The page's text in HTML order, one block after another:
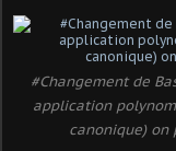
#Changement de
application
canonique) on